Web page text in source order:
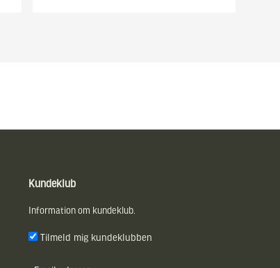
Kundeklub
Information om kundeklub.
Tilmeld mig kundeklubben